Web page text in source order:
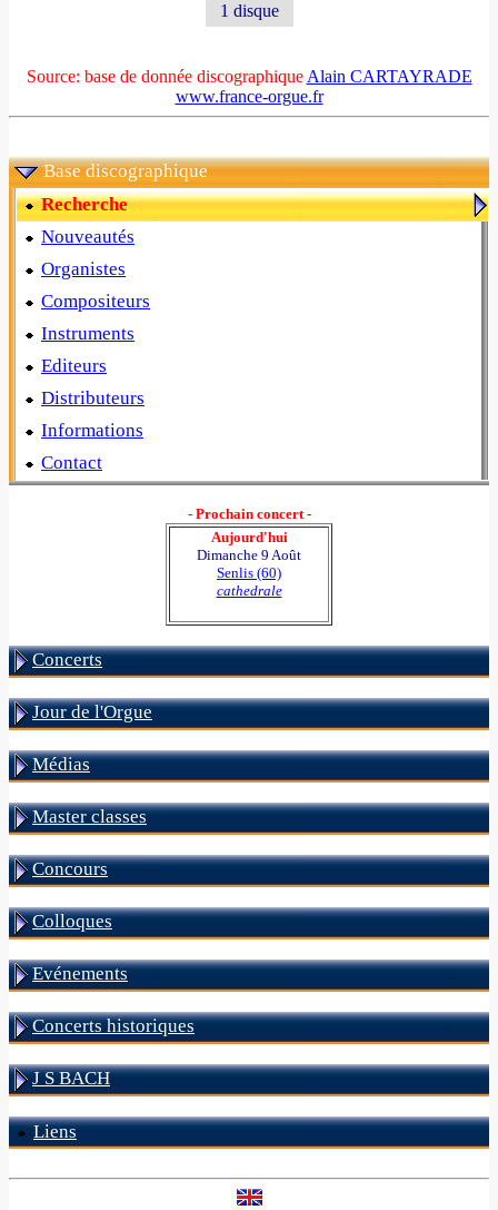
1 disque
Source: base de donnée discographique Alain CARTAYRADE
www.france-orgue.fr
Base discographique
Recherche
Nouveautés
Organistes
Compositeurs
Instruments
Editeurs
Distributeurs
Informations
Contact
- Prochain concert -
Aujourd'hui
Dimanche 9 Août
Senlis (60)
cathedrale
Concerts
Jour de l'Orgue
Médias
Master classes
Concours
Colloques
Evénements
Concerts historiques
J S BACH
Liens